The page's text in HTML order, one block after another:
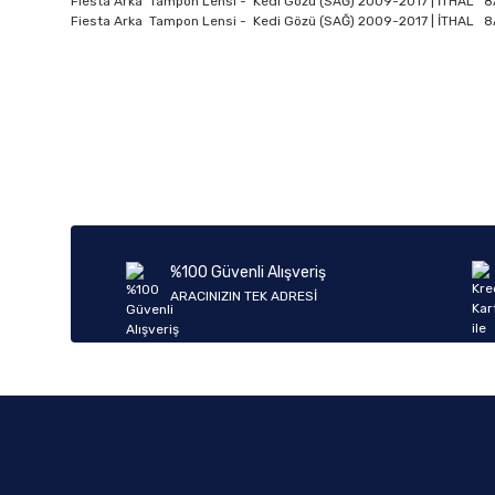
Fiesta Arka Tampon Lensi - Kedi Gözü (SAĞ) 2009-2017 | İTHAL
%100 Güvenli Alışveriş
ARACINIZIN TEK ADRESİ